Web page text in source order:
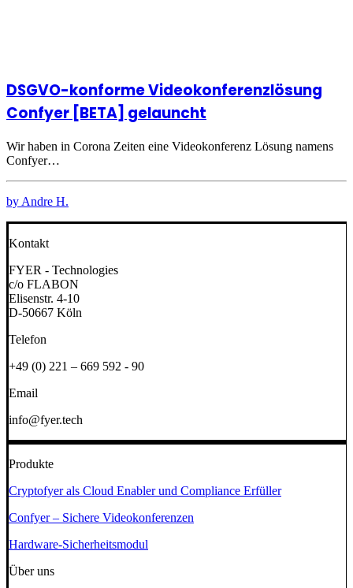
DSGVO-konforme Videokonferenzlösung
Confyer [BETA] gelauncht
Wir haben in Corona Zeiten eine Videokonferenz Lösung namens
Confyer…
by Andre H.
Kontakt
FYER - Technologies
c/o FLABON
Elisenstr. 4-10
D-50667 Köln
Telefon
+49 (0) 221 – 669 592 - 90
Email
info@fyer.tech
Produkte
Cryptofyer als Cloud Enabler und Compliance Erfüller
Confyer – Sichere Videokonferenzen
Hardware-Sicherheitsmodul
Über uns